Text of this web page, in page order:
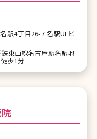
駅4丁目26-7 名駅UFビ
鉄東山線名古屋駅名駅地
歩1分